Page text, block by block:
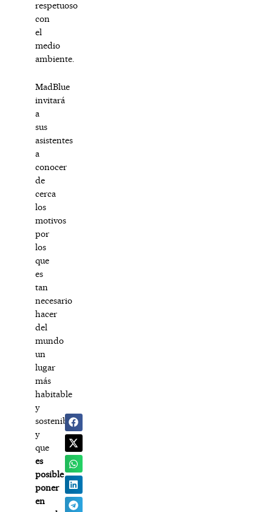
respetuoso
con
el
medio
ambiente.
MadBlue
invitará
a
sus
asistentes
a
conocer
de
cerca
los
motivos
por
los
que
es
tan
necesario
hacer
del
mundo
un
lugar
más
habitable
y
sostenible,
y
que
es
posible
poner
en